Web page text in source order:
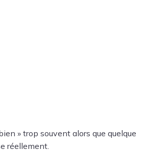
» trop souvent alors que quelque
réellement.